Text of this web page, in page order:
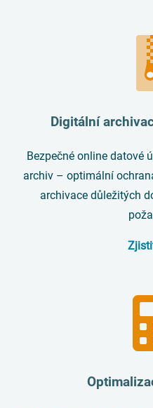
Digitální
Bezpečné online datové
archiv – optimální
archivace důležitých